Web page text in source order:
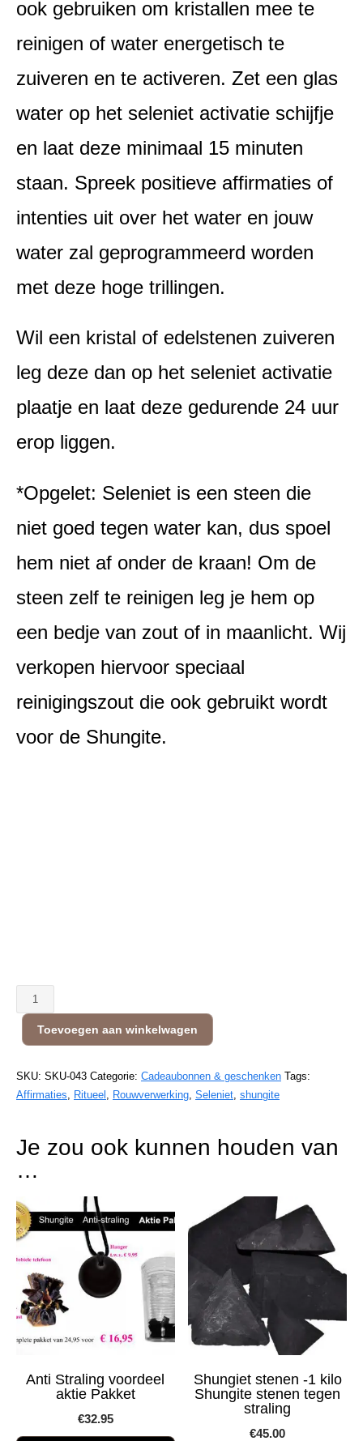
ook gebruiken om kristallen mee te
reinigen of water energetisch te
zuiveren en te activeren. Zet een glas
water op het seleniet activatie schijfje
en laat deze minimaal 15 minuten
staan. Spreek positieve affirmaties of
intenties uit over het water en jouw
water zal geprogrammeerd worden
met deze hoge trillingen.
Wil een kristal of edelstenen zuiveren
leg deze dan op het seleniet activatie
plaatje en laat deze gedurende 24 uur
erop liggen.
*Opgelet: Seleniet is een steen die
niet goed tegen water kan, dus spoel
hem niet af onder de kraan! Om de
steen zelf te reinigen leg je hem op
een bedje van zout of in maanlicht. Wij
verkopen hiervoor speciaal
reinigingszout die ook gebruikt wordt
voor de Shungite.
Seleniet
&
Shungite
Ritueel
Toevoegen aan winkelwagen
SKU: SKU-043 Categorie: Cadeaubonnen & geschenken Tags:
Affirmaties
Ritueel Rouwverwerking Seleniet shungite
Je zou ook kunnen houden van
…
Anti Straling voordeel
aktie Pakket
€32.95
Shungiet stenen -1 kilo
Shungite stenen tegen
straling
€45.00